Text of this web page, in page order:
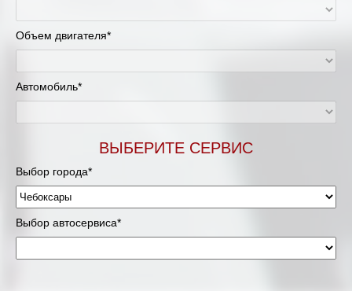
Объем двигателя*
Автомобиль*
ВЫБЕРИТЕ СЕРВИС
Выбор города*
Выбор автосервиса*